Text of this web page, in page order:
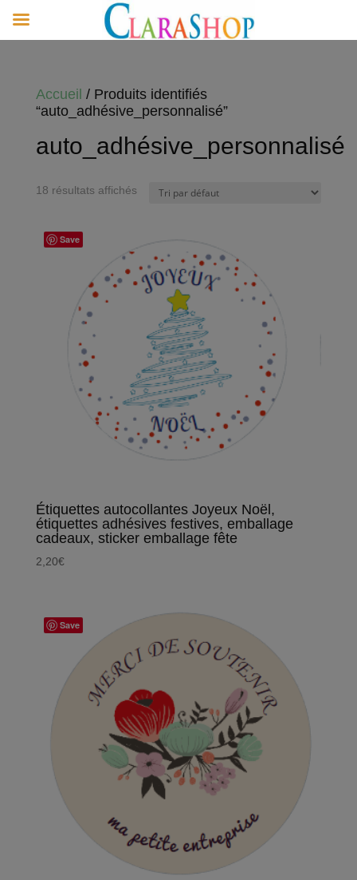
Accueil / Produits identifiés
“auto_adhésive_personnalisé”
auto_adhésive_personnalisé
18 résultats affichés
Save
Étiquettes autocollantes Joyeux Noël,
étiquettes adhésives festives, emballage
cadeaux, sticker emballage fête
2,20€
Save